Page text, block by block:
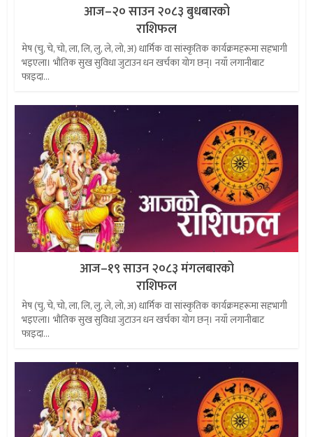
आज–२० साउन २०८३ बुधबारको
राशिफल
मेष (चु, चे, चो, ला, लि, लु, ले, लो, अ) धार्मिक वा सांस्कृतिक कार्यक्रमहरूमा सहभागी
भइएला। भौतिक सुख सुविधा जुटाउन धन खर्चका योग छन्। नयाँ लगानीबाट
फाइदा...
आज–१९ साउन २०८३ मंगलबारको
राशिफल
मेष (चु, चे, चो, ला, लि, लु, ले, लो, अ) धार्मिक वा सांस्कृतिक कार्यक्रमहरूमा सहभागी
भइएला। भौतिक सुख सुविधा जुटाउन धन खर्चका योग छन्। नयाँ लगानीबाट
फाइदा...